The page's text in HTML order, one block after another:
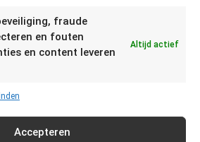
fraude
en fouten
en content leveren
Altijd actief
Accepteren
dagen